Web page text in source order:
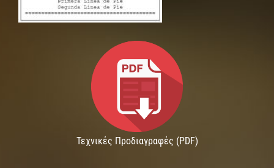
Τεχνικές Προδιαγραφές (PDF)